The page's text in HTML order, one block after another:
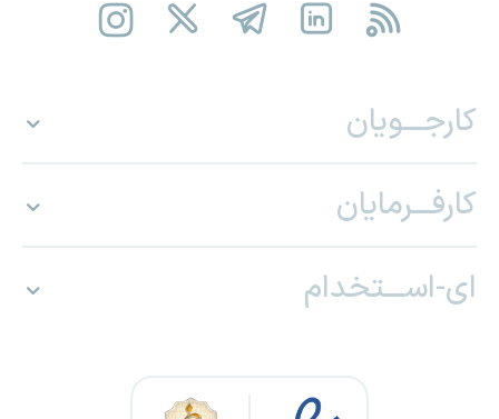
کارجـــویان
کارفـــرمایان
ای-اســـتخدام